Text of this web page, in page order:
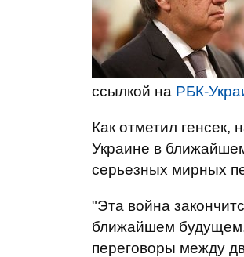
ссылкой на РБК-
Как отметил
Украине в
серьезных мирных
"Эта война
ближайшем
переговоры между